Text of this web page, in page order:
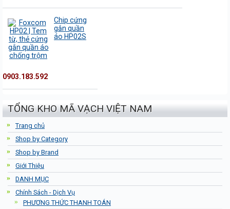
Chip cứng
gắn quần
áo HP02S
0903.183.592
TỔNG KHO MÃ VẠCH VIỆT NAM
Trang chủ
Shop by Category
Shop by Brand
Giới Thiệu
DANH MỤC
Chính Sách - Dịch Vụ
PHƯƠNG THỨC THANH TOÁN